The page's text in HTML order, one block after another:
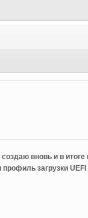
вновь и в итоге
загрузки